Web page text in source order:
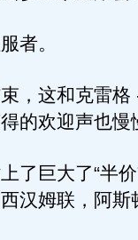
者。
这和克雷格
的欢迎声也慢
巨大了“半价
汉姆联，阿斯